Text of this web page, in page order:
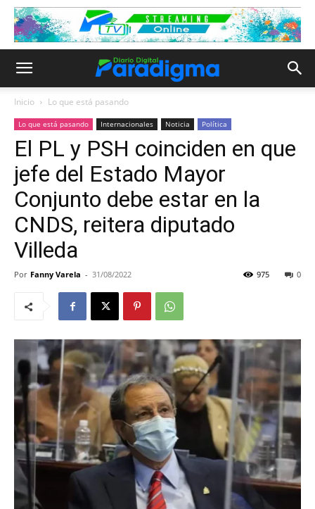
Inicio Lo que está pasando
Lo que está pasando Internacionales Noticia Política
El PL y PSH coinciden en que
jefe del Estado Mayor
Conjunto debe estar en la
CNDS, reitera diputado
Villeda
Por Fanny Varela - 31/08/2022 0
975